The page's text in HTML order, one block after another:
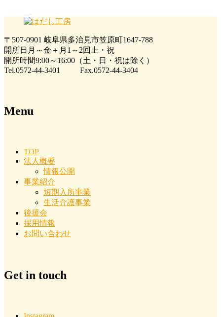
〒507-0901 岐阜県多治見市笠原町1647-788
開所日月～金＋月1～2回土・祝
開所時間9:00～16:00（土・日・祝は除く）
Tel.0572-44-3401 Fax.0572-44-3404
Menu
TOP
法人概要
情報公開
事業紹介
短期入所事業
生活介護事業
後援会
採用情報
お問い合わせ
Get in touch